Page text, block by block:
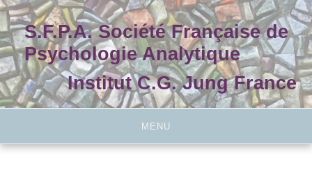
Skip
to
contentS.F.P.A. Société Française de
Psychologie Analytique
Institut C.G. Jung France
MENU